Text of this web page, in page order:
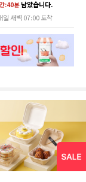
:39분남았습니다.
일 새벽 07:00 도착